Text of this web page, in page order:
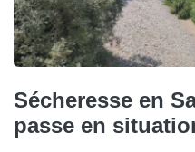
Sécheresse en
passe en